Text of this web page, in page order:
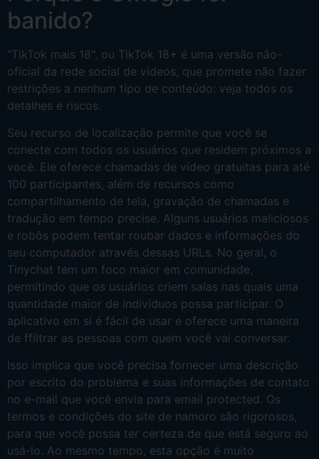
banido?
"TikTok mais 18", ou TikTok 18+ é uma versão não-
oficial da rede social de vídeos, que promete não fazer
restrições a nenhum tipo de conteúdo: veja todos os
detalhes e riscos.
Seu recurso de localização permite que você se
conecte com todos os usuários que residem próximos a
você. Ele oferece chamadas de vídeo gratuitas para até
100 participantes, além de recursos como
compartilhamento de tela, gravação de chamadas e
tradução em tempo precise. Alguns usuários maliciosos
e robôs podem tentar roubar dados e informações do
seu computador através dessas URLs. No geral, o
Tinychat tem um foco maior em comunidade,
permitindo que os usuários criem salas nas quais uma
quantidade maior de indivíduos possa participar. O
aplicativo em si é fácil de usar e oferece uma maneira
de ffiltrar as pessoas com quem você vai conversar.
Isso implica que você precisa fornecer uma descrição
por escrito do problema e suas informações de contato
no e-mail que você envia para email protected. Os
termos e condições do site de namoro são rigorosos,
para que você possa ter certeza de que está seguro ao
usá-lo. Ao mesmo tempo, esta opção é muito